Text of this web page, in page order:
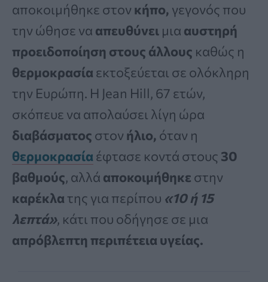
αποκοιμήθηκε στον κήπο, γεγονός που
την ώθησε να απευθύνει μια αυστηρή
προειδοποίηση στους άλλους καθώς η
θερμοκρασία εκτοξεύεται σε ολόκληρη
την Ευρώπη. Η Jean Hill, 67 ετών,
σκόπευε να απολαύσει λίγη ώρα
διαβάσματος στον ήλιο, όταν η
θερμοκρασία έφτασε κοντά στους 30
βαθμούς, αλλά αποκοιμήθηκε στην
καρέκλα της για περίπου «10 ή 15
λεπτά», κάτι που οδήγησε σε μια
απρόβλεπτη περιπέτεια υγείας.